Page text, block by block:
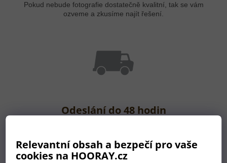
Relevantní obsah a bezpečí pro vaše
cookies na HOORAY.cz
Pokud nebude fotografie dostatečně kvalitní, tak se vám
ozveme a zkusíme najít řešení.
Odeslání do 48 hodin